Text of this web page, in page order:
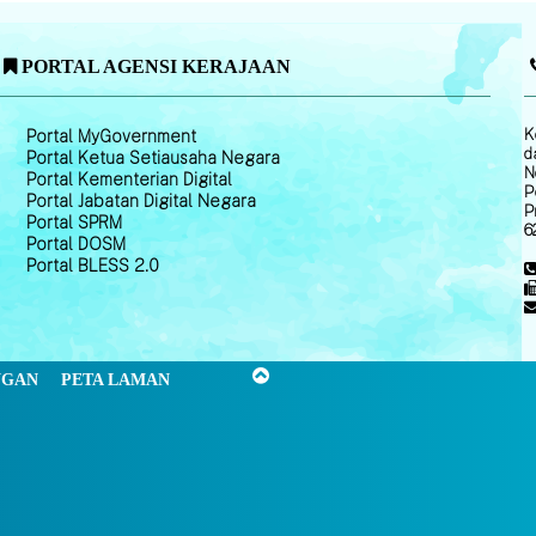
PORTAL AGENSI KERAJAAN
Portal MyGovernment
Portal Ketua Setiausaha Negara
Portal Kementerian Digital
Portal Jabatan Digital Negara
Portal SPRM
Portal DOSM
Portal BLESS 2.0
PETA LAMAN